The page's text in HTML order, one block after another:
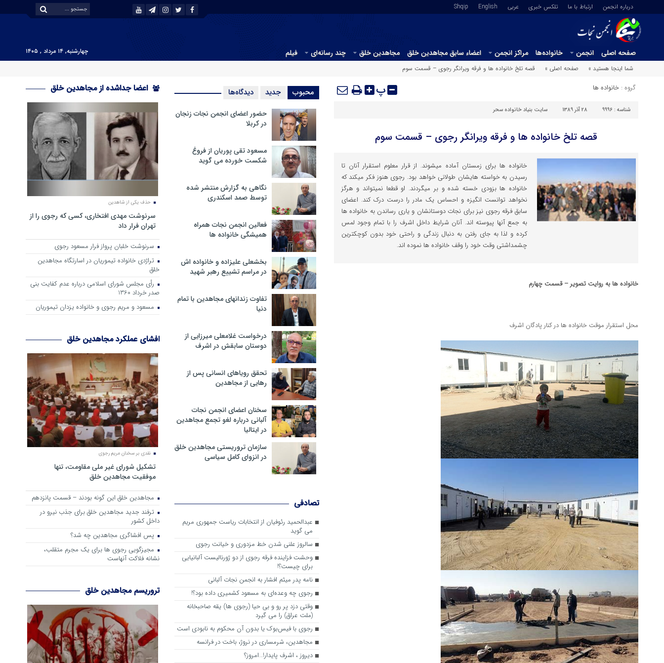
درباره انجمن ارتباط با ما تلکس خبری عربي English
Shqip
صفحه اصلی انجمن خانواده‌ها مراکز انجمن اعضاء سابق مجاهدین خلق مجاهدین خلق چند رسانه‌ای فیلم
چهارشنبه, ۱۴ مرداد , ۱۴۰۵
شما اینجا هستید »
صفحه اصلی » قصه تلخ خانواده ها و فرقه ویرانگر رجوی – قسمت سوم
گروه : خانواده ها پ
شناسه : 9996 28 آذر 1389 سایت بنیاد خانواده سحر
قصه تلخ خانواده ها و فرقه ویرانگر رجوی – قسمت سوم
خانواده ها برای زمستان آماده میشوند. از قرار معلوم استقرار آنان تا
رسیدن به خواسته هایشان طولانی خواهد بود. رجوی هنوز فکر میکند که
خانواده ها بزودی خسته شده و بر میگردند. او قطعا نمیتواند و هرگز
نخواهد توانست انگیزه و احساس یک مادر را درست درک کند. اعضای
سابق فرقه رجوی نیز برای نجات دوستانشان و یاری رساندن به خانواده ها
به جمع آنها پیوسته اند. آنان شرایط داخل اشرف را با تمام وجود لمس
کرده و لذا به جای رفتن به دنبال زندگی و راحتی خود بدون کوچکترین
چشمداشتی وقت خود را وقف خانواده ها نموده اند.
خانواده ها به روایت تصویر – قسمت چهارم
محل استقرار موقت خانواده ها در کنار پادگان اشرف
محبوب جدید دیدگاه‌ها
حضور اعضای انجمن نجات زنجان
در کربلا
مسعود تقی پوریان از فروغ
شکست خورده می گوید
نگاهی به گزارش منتشر شده
توسط صمد اسکندری
فعالین انجمن نجات همراه
همیشگی خانواده ها
بخشعلی علیزاده و خانواده اش
در مراسم تشییع رهبر شهید
تفاوت زندانهای مجاهدین با تمام
دنیا
درخواست غلامعلی میرزایی از
دوستان سابقش در اشرف
تحقق رویاهای انسانی پس از
رهایی از مجاهدین
سخنان اعضای انجمن نجات
آلبانی درباره لغو تجمع مجاهدین
در ایتالیا
سازمان تروریستی مجاهدین خلق
در انزوای کامل سیاسی
تصادفی
عبدالحمید رئوفیان از انتخابات ریاست جمهوری مریم
می گوید
سالروز علنی شدن خط مزدوری و خیانت رجوی
وحشت فزاینده فرقه رجوی از دو ژورنالیست آلبانیایی
برای چیست؟!
نامه پدر میثم افشار به انجمن نجات آلبانی
رجوی چه وعده‌ای به مسعود کشمیری داده بود؟!
وقتی دزد پر رو و بی حیا (رجوی ها) یقه صاحبخانه
(ملت عراق) را می گیرد
رجوی با فیس‌بوک یا بدون آن محکوم به نابودی است
مجاهدین، شرم‎ساری در نروژ، باخت در فرانسه
ديروز ، اشرف پايدار!…امروز؟
اعضا جداشده از مجاهدین خلق
حذف یکی از شاهدین
سرنوشت مهدی افتخاری، کسی که رجوی را از
تهران فرار داد
سرنوشت خلبان پرواز فرار مسعود رجوی
تراژدی خانواده تیموریان در اسارتگاه مجاهدین
خلق
رأی مجلس شورای اسلامی درباره عدم كفایت بنی
صدر خرداد 1360
مسعود و مریم رجوی و خانواده یزدان تیموریان
افشای عملکرد مجاهدین خلق
نقدی بر سخنان مریم رجوی
تشکیل شورای غیر ملی مقاومت، تنها
موفقیت مجاهدین خلق
مجاهدین خلق این گونه بودند – قسمت پانزدهم
ترفند جدید مجاهدین خلق برای جذب نیرو در
داخل کشور
پس افشاگری مجاهدین چه شد؟
مجیزگویی رجوی ها برای یک مجرم متقلب،
نشانه فلاکت آنهاست
تروریسم مجاهدین خلق